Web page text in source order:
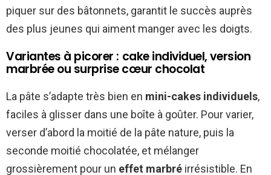
piquer sur des bâtonnets, garantit le succès auprès
des plus jeunes qui aiment manger avec les doigts.
Variantes à picorer : cake individuel, version
marbrée ou surprise cœur chocolat
La pâte s’adapte très bien en mini-cakes individuels,
faciles à glisser dans une boîte à goûter. Pour varier,
verser d’abord la moitié de la pâte nature, puis la
seconde moitié chocolatée, et mélanger
grossièrement pour un effet marbré irrésistible. En